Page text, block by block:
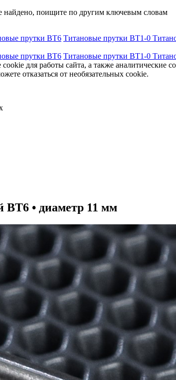
найдено, поищите по другим ключевым словам
прутки ВТ6 Титановые прутки ВТ1-0
прутки ВТ6 Титановые прутки ВТ1-0
для работы сайта, а также аналитические
отказаться от необязательных cookie.
ВТ6 • диаметр 11 мм